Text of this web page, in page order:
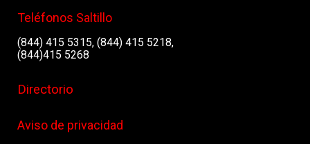
Teléfonos Saltillo
(844) 415 5315, (844) 415 5218,
(844)415 5268
Directorio
Aviso de privacidad